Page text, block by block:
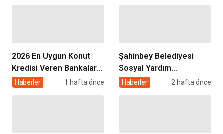
2026 En Uygun Konut
Kredisi Veren Bankalar
ve Faiz Oranları
Haberler 1 hafta önce
Şahinbey Belediyesi
Sosyal Yardım
Başvurusu 2026: Kimler
Haberler 2 hafta önce